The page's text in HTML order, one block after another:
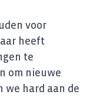
voor
heeft
te
om nieuwe
we hard aan de